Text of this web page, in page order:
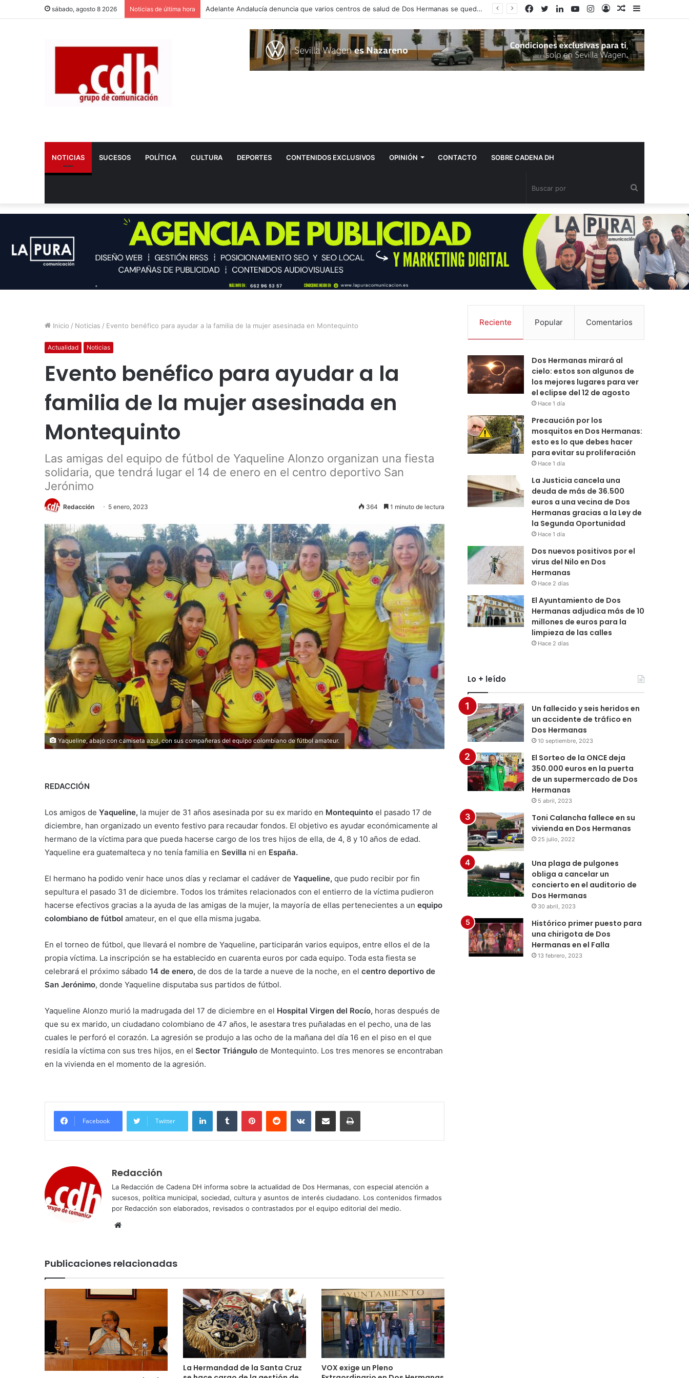
sábado, agosto 8 2026 Noticias de última hora Adelante Andalucía denuncia que varios centros de salud de Dos Hermanas se quedan sin pediatra en pleno mes de agosto
Barra
Publicación
azar
Acceso
Instagram
YouTube
LinkedIn
Twitter
Facebook
NOTICIAS SUCESOS POLÍTICA CULTURA DEPORTES CONTENIDOS EXCLUSIVOS OPINIÓN CONTACTO SOBRE CADENA DH
por
Inicio / Noticias / Evento benéfico para ayudar a la familia de la mujer asesinada en Montequinto
Actualidad Noticias
Evento benéfico para ayudar a la
familia de la mujer asesinada en
Montequinto
Las amigas del equipo de fútbol de Yaqueline Alonzo organizan una fiesta
solidaria, que tendrá lugar el 14 de enero en el centro deportivo San
Jerónimo
Redacción 5 enero, 2023 364 1 minuto de lectura
Yaqueline, abajo con camiseta azul, con sus compañeras del equipo colombiano de fútbol amateur.
REDACCIÓN
Los amigos de Yaqueline, la mujer de 31 años asesinada por su ex marido en Montequinto el pasado 17 de
diciembre, han organizado un evento festivo para recaudar fondos. El objetivo es ayudar económicamente al
hermano de la víctima para que pueda hacerse cargo de los tres hijos de ella, de 4, 8 y 10 años de edad.
Yaqueline era guatemalteca y no tenía familia en Sevilla ni en España.
El hermano ha podido venir hace unos días y reclamar el cadáver de Yaqueline, que pudo recibir por fin
sepultura el pasado 31 de diciembre. Todos los trámites relacionados con el entierro de la víctima pudieron
hacerse efectivos gracias a la ayuda de las amigas de la mujer, la mayoría de ellas pertenecientes a un equipo
colombiano de fútbol amateur, en el que ella misma jugaba.
En el torneo de fútbol, que llevará el nombre de Yaqueline, participarán varios equipos, entre ellos el de la
propia víctima. La inscripción se ha establecido en cuarenta euros por cada equipo. Toda esta fiesta se
celebrará el próximo sábado 14 de enero, de dos de la tarde a nueve de la noche, en el centro deportivo de
San Jerónimo, donde Yaqueline disputaba sus partidos de fútbol.
Yaqueline Alonzo murió la madrugada del 17 de diciembre en el Hospital Virgen del Rocío, horas después de
que su ex marido, un ciudadano colombiano de 47 años, le asestara tres puñaladas en el pecho, una de las
cuales le perforó el corazón. La agresión se produjo a las ocho de la mañana del día 16 en el piso en el que
residía la víctima con sus tres hijos, en el Sector Triángulo de Montequinto. Los tres menores se encontraban
en la vivienda en el momento de la agresión.
Facebook Twitter
LinkedInTumblr PinterestReddit VKontakteCompartir por correo electrónicoImprimir
Redacción
La Redacción de Cadena DH informa sobre la actualidad de Dos Hermanas, con especial atención a
sucesos, política municipal, sociedad, cultura y asuntos de interés ciudadano. Los contenidos firmados
por Redacción son elaborados, revisados o contrastados por el equipo editorial del medio.
Sitio
Publicaciones relacionadas
La Hermandad de la Santa Cruz
VOX exige un Pleno
Reciente Popular Comentarios
Dos Hermanas mirará al
cielo: estos son algunos de
los mejores lugares para ver
el eclipse del 12 de agosto
Hace 1 día
Precaución por los
mosquitos en Dos Hermanas:
esto es lo que debes hacer
para evitar su proliferación
Hace 1 día
La Justicia cancela una
deuda de más de 36.500
euros a una vecina de Dos
Hermanas gracias a la Ley de
la Segunda Oportunidad
Hace 1 día
Dos nuevos positivos por el
virus del Nilo en Dos
Hermanas
Hace 2 días
El Ayuntamiento de Dos
Hermanas adjudica más de 10
millones de euros para la
limpieza de las calles
Hace 2 días
Lo + leído
Un fallecido y seis heridos en
un accidente de tráfico en
Dos Hermanas
10 septiembre, 2023
El Sorteo de la ONCE deja
350.000 euros en la puerta
de un supermercado de Dos
Hermanas
5 abril, 2023
Toni Calancha fallece en su
vivienda en Dos Hermanas
25 julio, 2022
Una plaga de pulgones
obliga a cancelar un
concierto en el auditorio de
Dos Hermanas
30 abril, 2023
Histórico primer puesto para
una chirigota de Dos
Hermanas en el Falla
13 febrero, 2023